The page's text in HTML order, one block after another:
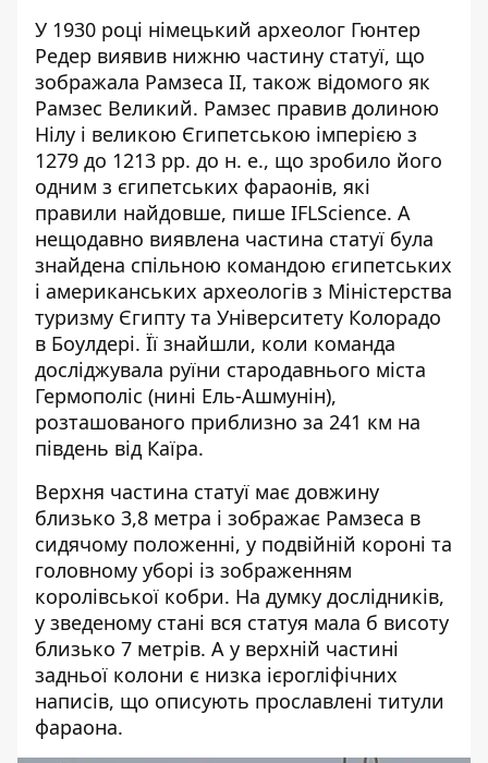
У 1930 році німецький археолог Гюнтер
Редер виявив нижню частину статуї, що
зображала Рамзеса II, також відомого як
Рамзес Великий. Рамзес правив долиною
Нілу і великою Єгипетською імперією з
1279 до 1213 рр. до н. е., що зробило його
одним з єгипетських фараонів, які
правили найдовше, пише IFLScience. А
нещодавно виявлена частина статуї була
знайдена спільною командою єгипетських
і американських археологів з Міністерства
туризму Єгипту та Університету Колорадо
в Боулдері. Її знайшли, коли команда
досліджувала руїни стародавнього міста
Гермополіс (нині Ель-Ашмунін),
розташованого приблизно за 241 км на
південь від Каїра.
Верхня частина статуї має довжину
близько 3,8 метра і зображає Рамзеса в
сидячому положенні, у подвійній короні та
головному уборі із зображенням
королівської кобри. На думку дослідників,
у зведеному стані вся статуя мала б висоту
близько 7 метрів. А у верхній частині
задньої колони є низка ієрогліфічних
написів, що описують прославлені титули
фараона.